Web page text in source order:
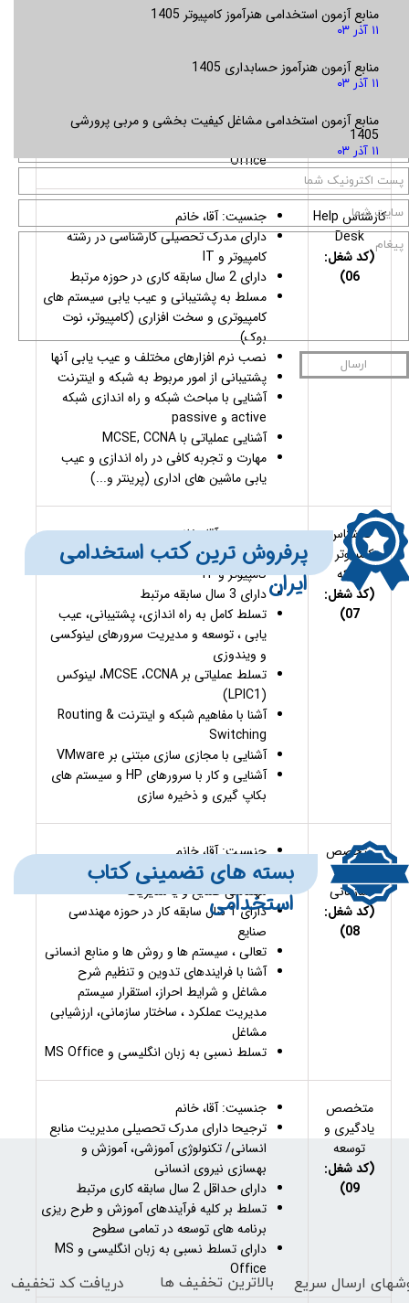
05)
آشنایی با فرآیندهای تامین، انبارها و برنامه
افزارهای ERP مزیت محسوب میشود).
تجزیه و تحلیل فرآیندهای سازمانی
Office
کارشناس Help
Desk
(کد شغل:
06)
جنسیت: آقا، خانم
دارای مدرک تحصیلی کارشناسی در رشته
کامپیوتر و IT
دارای 2 سال سابقه کاری در حوزه مرتبط
مسلط به پشتیبانی و عیب یابی سیستم های
کامپیوتری و سخت افزاری (کامپیوتر، نوت
بوک)
نصب نرم افزارهای مختلف و عیب یابی آنها
پشتیبانی از امور مربوط به شبکه و اینترنت
آشنایی با مباحث شبکه و راه اندازی شبکه
active و passive
آشنایی عملیاتی با MCSE, CCNA
مهارت و تجربه کافی در راه اندازی و عیب
یابی ماشین های اداری (پرینتر و...)
کارشناس
کامپیوتر و
شبکه
(کد شغل:
07)
جنسیت: آقا، خانم
دارای مدرک تحصیلی کارشناسی در رشته
کامپیوتر و IT
دارای 3 سال سابقه مرتبط
تسلط کامل به راه اندازی، پشتیبانی، عیب
یابی ، توسعه و مدیریت سرورهای لینوکسی
و ویندوزی
تسلط عملیاتی بر MCSE ،CCNA، لینوکس
(LPIC1)
آشنا با مفاهیم شبکه و اینترنت Routing &
Switching
آشنایی با مجازی ‌سازی مبتنی بر VMware
آشنایی و کار با سرورهای HP و سیستم های
بکاپ گیری و ذخیره سازی
متخصص
توسعه
سازمانی
(کد شغل:
08)
جنسیت: آقا، خانم
دارای حداقل مدرک تحصیلی کارشناسی
مهندسی صنایع و یا مدیریت
دارای 1 سال سابقه کار در حوزه مهندسی
صنایع
تعالی ، سیستم ها و روش ها و منابع انسانی
آشنا با فرایندهای تدوین و تنظیم شرح
مشاغل و شرایط احراز، استقرار سیستم
مدیریت عملکرد ، ساختار سازمانی، ارزشیابی
مشاغل
تسلط نسبی به زبان انگلیسی و MS Office
متخصص
یادگیری و
توسعه
(کد شغل:
09)
جنسیت: آقا، خانم
ترجیحا دارای مدرک تحصیلی مدیریت منابع
انسانی/ تکنولوژی آموزشی، آموزش و
بهسازی نیروی انسانی
دارای حداقل 2 سال سابقه کاری مرتبط
تسلط بر کلیه فرآیندهای آموزش و طرح ریزی
برنامه های توسعه در تمامی سطوح
دارای تسلط نسبی به زبان انگلیسی و MS
Office
ارسال
منابع آزمون استخدامی هنرآموز کامپیوتر 1405
۱۱ آذر ۰۳
منابع آزمون هنرآموز حسابداری 1405
۱۱ آذر ۰۳
منابع آزمون استخدامی مشاغل کیفیت بخشی و مربی پرورشی
1405
۱۱ آذر ۰۳
​​​پرفروش ترین کتب استخدامی
ایران
بسته های تضمینی کتاب
استخدامی
ارسال سریع دریافت کد تخفیف بالاترین تخفیف ها